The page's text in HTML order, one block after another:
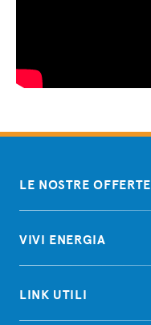
LE NOSTRE OFFERTE
VIVI ENERGIA
LINK UTILI